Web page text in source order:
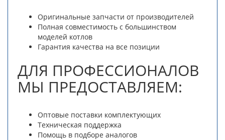
Оригинальные запчасти от производителей
Полная совместимость с большинством
моделей котлов
Гарантия качества на все позиции
ДЛЯ ПРОФЕССИОНАЛОВ
МЫ ПРЕДОСТАВЛЯЕМ:
Оптовые поставки комплектующих
Техническая поддержка
Помощь в подборе аналогов